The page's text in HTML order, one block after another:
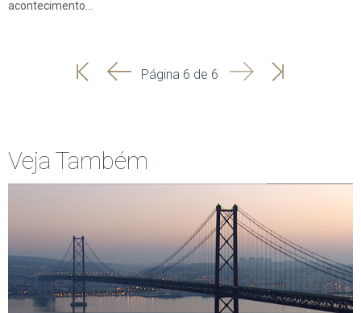
acontecimento…
'
'
Página 6 de 6 SeguinteÚltima
Veja Também